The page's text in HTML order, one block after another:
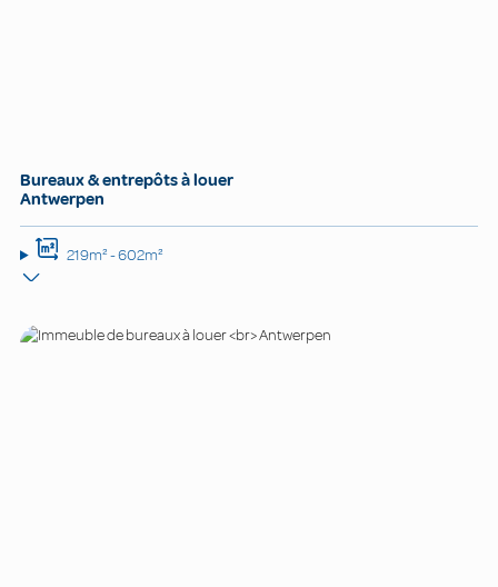
Bureaux & entrepôts à louer
Antwerpen
219m² - 602m²